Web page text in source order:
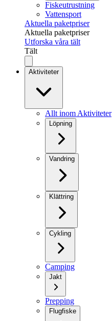
Fiskeutrustning
Vattensport
Aktuella paketpriser
Aktuella paketpriser
Utforska våra tält
Tält
Aktiviteter
Allt inom Aktiviteter
Löpning
Vandring
Klättring
Cykling
Camping
Jakt
Prepping
Flugfiske